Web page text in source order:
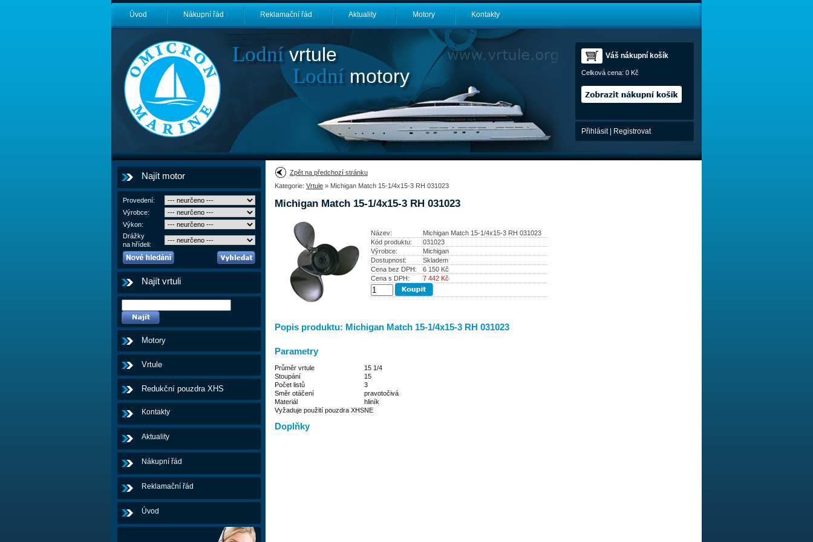
Úvod Nákupní řád Reklamační řád Aktuality Motory Kontakty
Lodnívrtule
Lodnímotory
Váš nákupní košík
Celková cena: 0 Kč
Přihlásit| Registrovat
Najít motor
Provedení:
Výrobce:
Výkon:
Drážky
na hřídeli:
Najít vrtuli
Motory
Vrtule
Redukční pouzdra XHS
Kontakty
Aktuality
Nákupní řád
Reklamační řád
Úvod
Zpět na předchozí stránku
Kategorie: Vrtule » Michigan Match 15-1/4x15-3 RH 031023
Michigan Match 15-1/4x15-3 RH 031023
Název:
Michigan Match 15-1/4x15-3 RH 031023
Kód produktu:
031023
Výrobce:
Michigan
Dostupnost:
Skladem
Cena bez DPH:
6 150 Kč
Cena s DPH:
7 442 Kč
Popis produktu: Michigan Match 15-1/4x15-3 RH 031023
Parametry
Průměr vrtule
15 1/4
Stoupání
15
Počet listů
3
Směr otáčení
pravotočivá
Materiál
hliník
Vyžaduje použití pouzdra XHSNE
Doplňky